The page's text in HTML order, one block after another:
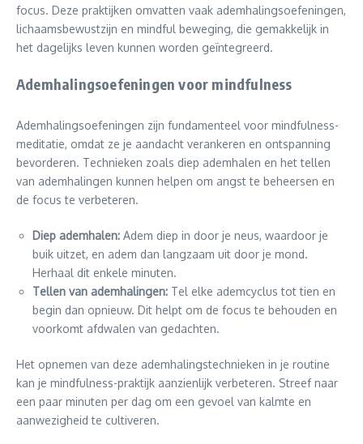
focus. Deze praktijken omvatten vaak ademhalingsoefeningen,
lichaamsbewustzijn en mindful beweging, die gemakkelijk in
het dagelijks leven kunnen worden geïntegreerd.
Ademhalingsoefeningen voor mindfulness
Ademhalingsoefeningen zijn fundamenteel voor mindfulness-
meditatie, omdat ze je aandacht verankeren en ontspanning
bevorderen. Technieken zoals diep ademhalen en het tellen
van ademhalingen kunnen helpen om angst te beheersen en
de focus te verbeteren.
Diep ademhalen: Adem diep in door je neus, waardoor je
buik uitzet, en adem dan langzaam uit door je mond.
Herhaal dit enkele minuten.
Tellen van ademhalingen: Tel elke ademcyclus tot tien en
begin dan opnieuw. Dit helpt om de focus te behouden en
voorkomt afdwalen van gedachten.
Het opnemen van deze ademhalingstechnieken in je routine
kan je mindfulness-praktijk aanzienlijk verbeteren. Streef naar
een paar minuten per dag om een gevoel van kalmte en
aanwezigheid te cultiveren.